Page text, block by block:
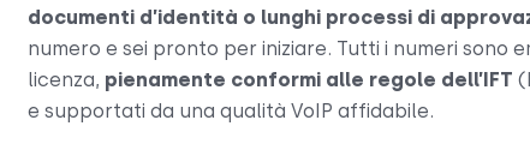
documenti d’identità o lunghi processi di
numero e sei pronto per iniziare. Tutti i numeri sono
licenza, pienamente conformi alle regole dell’IFT
e supportati da una qualità VoIP affidabile.